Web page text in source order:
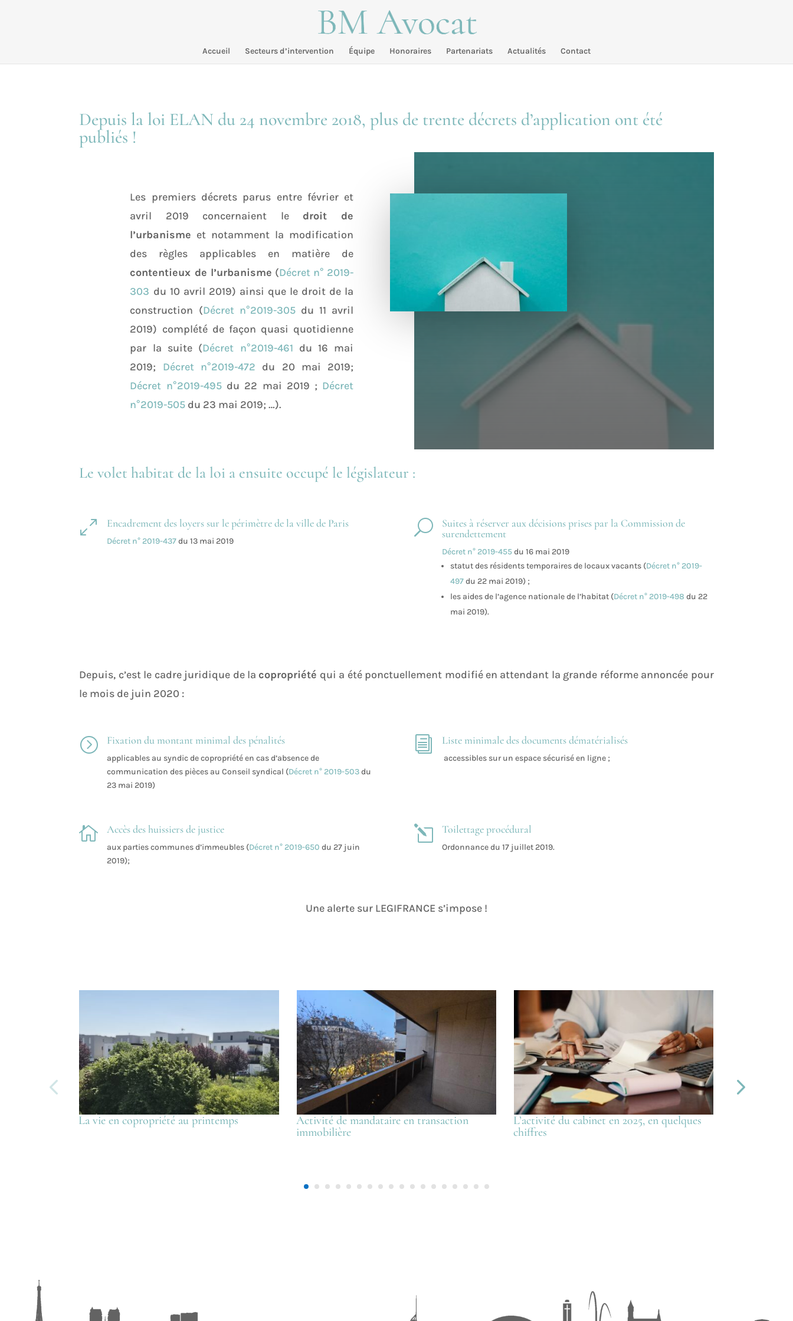
Accueil Secteurs d’intervention Équipe Honoraires Partenariats Actualités Contact
Depuis la loi ELAN du 24 novembre 2018, plus de trente décrets d’application ont été
publiés !
Les premiers décrets parus entre février et
avril 2019 concernaient le droit de
l’urbanisme et notamment la modification
des règles applicables en matière de
contentieux de l’urbanisme (Décret n° 2019-
303 du 10 avril 2019) ainsi que le droit de la
construction (Décret n°2019-305du 11 avril
2019) complété de façon quasi quotidienne
par la suite (Décret n°2019-461 du 16 mai
2019; Décret n°2019-472 du 20 mai 2019;
Décret n°2019-495du 22 mai 2019 ; Décret
n°2019-505 du 23 mai 2019; …).
Le volet habitat de la loi a ensuite occupé le législateur :
0 Encadrement des loyers sur le périmètre de la ville de Paris
Décret n° 2019-437du 13 mai 2019
U
Suites à réserver aux décisions prises par la Commission de
surendettement
Décret n° 2019-455du 16 mai 2019
statut des résidents temporaires de locaux vacants (Décret n° 2019-
497du 22 mai 2019) ;
les aides de l’agence nationale de l’habitat (Décret n° 2019-498 du 22
mai 2019).
Depuis, c’est le cadre juridique de la copropriété qui a été ponctuellement modifié en attendant la grande réforme annoncée pour
le mois de juin 2020 :
= Fixation du montant minimal des pénalités
applicables au syndic de copropriété en cas d’absence de
communication des pièces au Conseil syndical (Décret n° 2019-503du
23 mai 2019)
i Liste minimale des documents dématérialisés
accessibles sur un espace sécurisé en ligne ;
 Accès des huissiers de justice
aux parties communes d’immeubles (Décret n° 2019-650 du 27 juin
2019);
l Toilettage procédural
Ordonnance du 17 juillet 2019.
Une alerte sur LEGIFRANCE s’impose !
La vie en copropriété au printemps
Activité de mandataire en transaction
immobilière
L’activité du cabinet en 2025, en quelques
chiffres